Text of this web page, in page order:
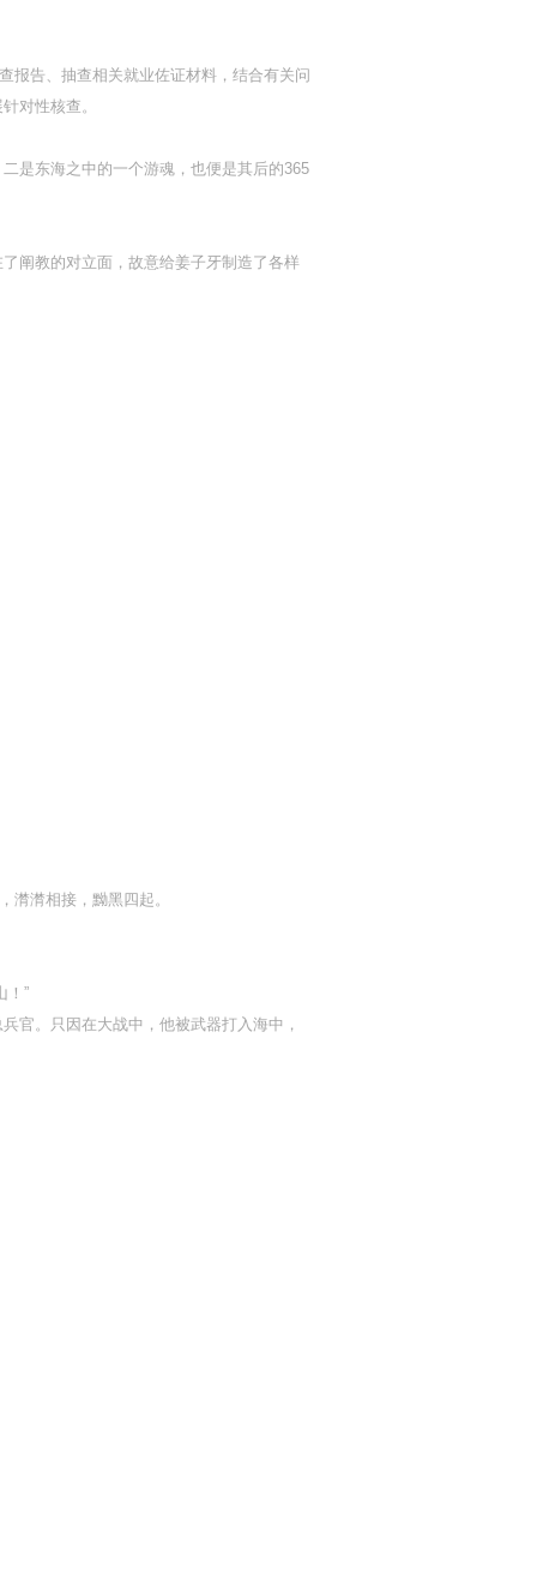
报告、抽查相关就业佐证材料，结合有关问
对性核查。
是东海之中的一个游魂，也便是其后的365
阐教的对立面，故意给姜子牙制造了各样
潸潸相接，黝黑四起。
！”
官。只因在大战中，他被武器打入海中，